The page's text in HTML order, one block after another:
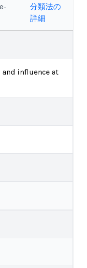
分類法の
詳細
and influence at